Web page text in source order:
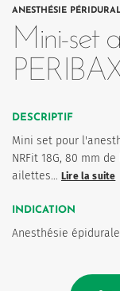
ANESTHÉSIE
Mini-set
DESCRIPTIF
Mini set pour
NRFit 18G, 80 mm
ailettes… Lire la suite
INDICATION
Anesthésie